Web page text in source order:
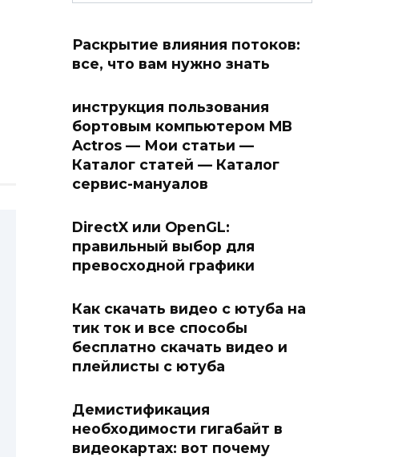
Раскрытие влияния потоков:
все, что вам нужно знать
инструкция пользования
бортовым компьютером MB
Actros — Мои статьи —
Каталог статей — Каталог
сервис-мануалов
DirectX или OpenGL:
правильный выбор для
превосходной графики
Как скачать видео с ютуба на
тик ток и все способы
бесплатно скачать видео и
плейлисты с ютуба
Демистификация
необходимости гигабайт в
видеокартах: вот почему